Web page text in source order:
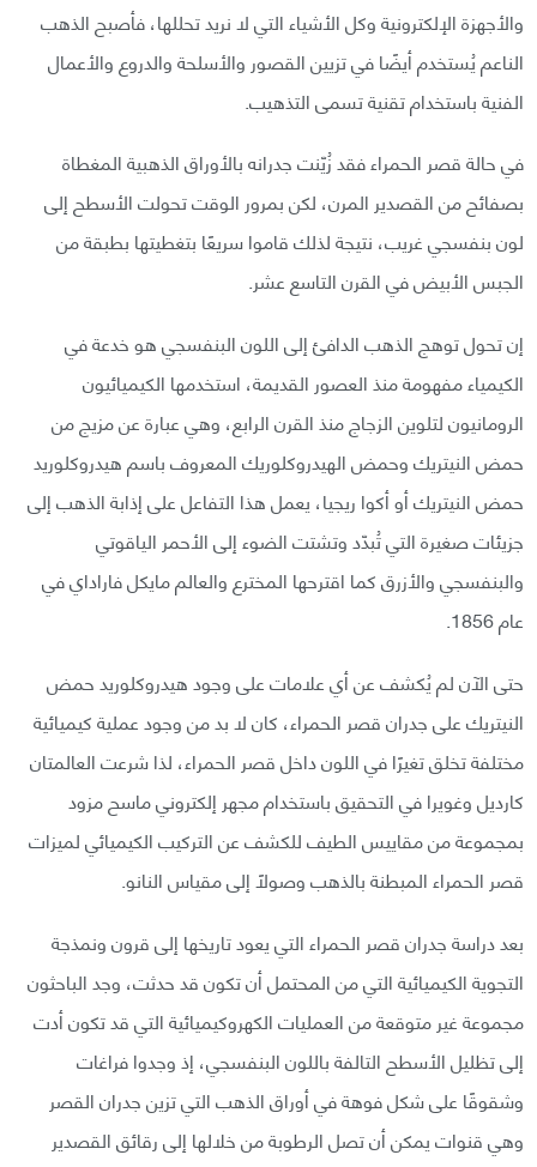
والأجهزة الإلكترونية وكل الأشياء التي لا نريد تحللها، فأصبح الذهب
الناعم يُستخدم أيضًا في تزيين القصور والأسلحة والدروع والأعمال
الفنية باستخدام تقنية تسمى التذهيب.
في حالة قصر الحمراء فقد زُيّنت جدرانه بالأوراق الذهبية المغطاة
بصفائح من القصدير المرن، لكن بمرور الوقت تحولت الأسطح إلى
لون بنفسجي غريب، نتيجة لذلك قاموا سريعًا بتغطيتها بطبقة من
الجبس الأبيض في القرن التاسع عشر.
إن تحول توهج الذهب الدافئ إلى اللون البنفسجي هو خدعة في
الكيمياء مفهومة منذ العصور القديمة، استخدمها الكيميائيون
الرومانيون لتلوين الزجاج منذ القرن الرابع، وهي عبارة عن مزيج من
حمض النيتريك وحمض الهيدروكلوريك المعروف باسم هيدروكلوريد
حمض النيتريك أو أكوا ريجيا، يعمل هذا التفاعل على إذابة الذهب إلى
جزيئات صغيرة التي تُبدّد وتشتت الضوء إلى الأحمر الياقوتي
والبنفسجي والأزرق كما اقترحها المخترع والعالم مايكل فاراداي في
عام 1856.
حتى الآن لم يُكشف عن أي علامات على وجود هيدروكلوريد حمض
النيتريك على جدران قصر الحمراء، كان لا بد من وجود عملية كيميائية
مختلفة تخلق تغيرًا في اللون داخل قصر الحمراء، لذا شرعت العالمتان
كارديل وغويرا في التحقيق باستخدام مجهر إلكتروني ماسح مزود
بمجموعة من مقاييس الطيف للكشف عن التركيب الكيميائي لميزات
قصر الحمراء المبطنة بالذهب وصولًا إلى مقياس النانو.
بعد دراسة جدران قصر الحمراء التي يعود تاريخها إلى قرون ونمذجة
التجوية الكيميائية التي من المحتمل أن تكون قد حدثت، وجد الباحثون
مجموعة غير متوقعة من العمليات الكهروكيميائية التي قد تكون أدت
إلى تظليل الأسطح التالفة باللون البنفسجي، إذ وجدوا فراغات
وشقوقًا على شكل فوهة في أوراق الذهب التي تزين جدران القصر
وهي قنوات يمكن أن تصل الرطوبة من خلالها إلى رقائق القصدير